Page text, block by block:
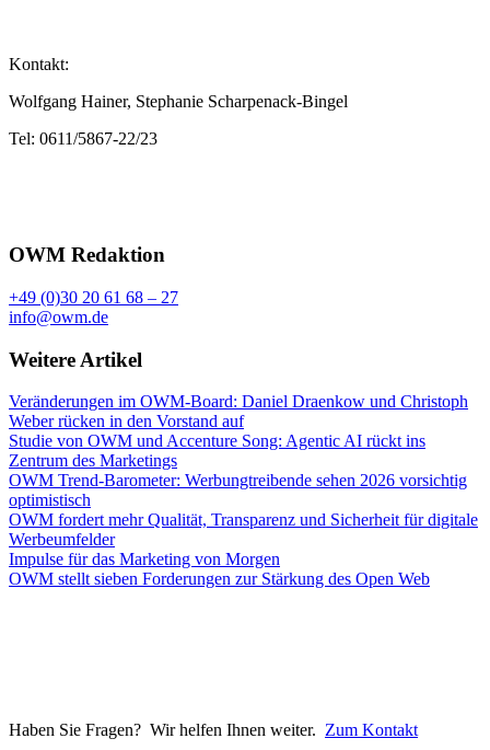
Kontakt:
Wolfgang Hainer, Stephanie Scharpenack-Bingel
Tel: 0611/5867-22/23
OWM Redaktion
+49 (0)30 20 61 68 – 27
info@owm.de
Weitere Artikel
Veränderungen im OWM-Board: Daniel Draenkow und Christoph
Weber rücken in den Vorstand auf
Studie von OWM und Accenture Song: Agentic AI rückt ins
Zentrum des Marketings
OWM Trend-Barometer: Werbungtreibende sehen 2026 vorsichtig
optimistisch
OWM fordert mehr Qualität, Transparenz und Sicherheit für digitale
Werbeumfelder
Impulse für das Marketing von Morgen
OWM stellt sieben Forderungen zur Stärkung des Open Web
Haben Sie Fragen? Wir helfen Ihnen weiter. Zum Kontakt